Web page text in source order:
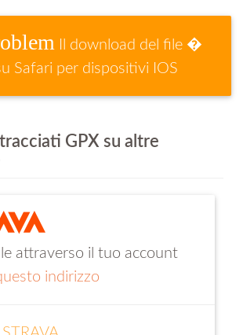
Il download del file �
Safari per dispositivi IOS
GPX su altre
attraverso il tuo account
indirizzo